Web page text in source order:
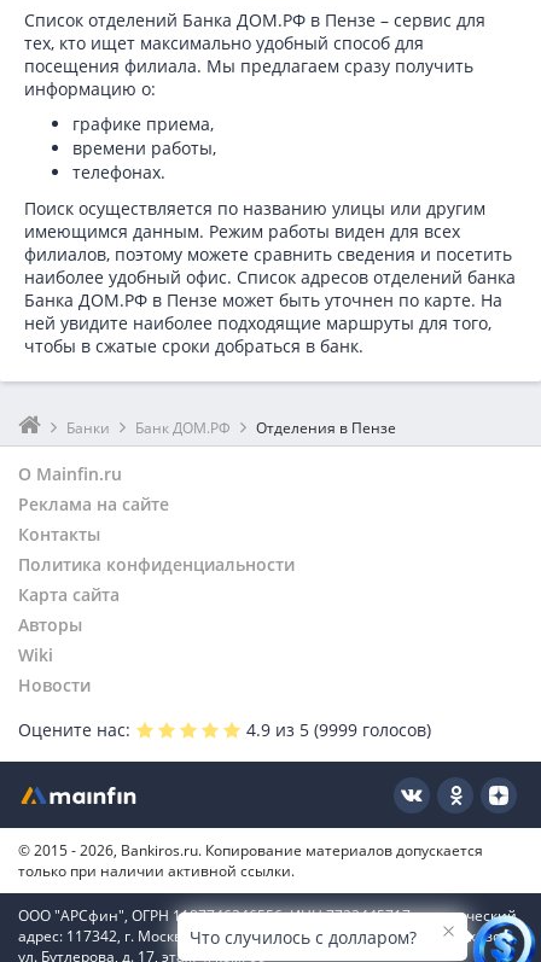
Список отделений Банка ДОМ.РФ в Пензе – сервис для
тех, кто ищет максимально удобный способ для
посещения филиала. Мы предлагаем сразу получить
информацию о:
графике приема,
времени работы,
телефонах.
Поиск осуществляется по названию улицы или другим
имеющимся данным. Режим работы виден для всех
филиалов, поэтому можете сравнить сведения и посетить
наиболее удобный офис. Список адресов отделений банка
Банка ДОМ.РФ в Пензе может быть уточнен по карте. На
ней увидите наиболее подходящие маршруты для того,
чтобы в сжатые сроки добраться в банк.
Банки Банк ДОМ.РФ Отделения в Пензе
О Mainfin.ru
Реклама на сайте
Контакты
Политика конфиденциальности
Карта сайта
Авторы
Wiki
Новости
Оцените нас:
4.9 из 5 (9999 голосов)
© 2015 - 2026, Bankiros.ru. Копирование материалов допускается
только при наличии активной ссылки.
ООО "АРСфин", ОГРН 1187746346556, ИНН 7722445717, юридический
адрес: 117342, г. Москва, вн. тер. г. муниципальный округ Коньково,
ул. Бутлерова, д. 17, этаж 4, ком. 66
Что случилось с долларом?